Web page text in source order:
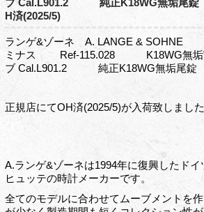
ブ Cal.L901.2 純正K18WG無垢
H済(2025/5)
ランゲ&ゾーネ A. LANGE & SOHNE ”
ミナス Ref-115.028 K18WG無垢
ブ Cal.L901.2 純正K18WG無
正規店にてOH済(2025/5)が入荷致しました
A.ランゲ&ゾーネは1994年に復興したド
ヒュッテの時計メーカーです。
全てのモデルに合わせてムーブメントを